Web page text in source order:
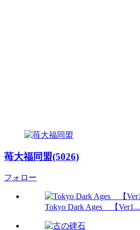
苺大福同盟(5026)
フォロー
Tokyo Dark Ages 【Ver1...